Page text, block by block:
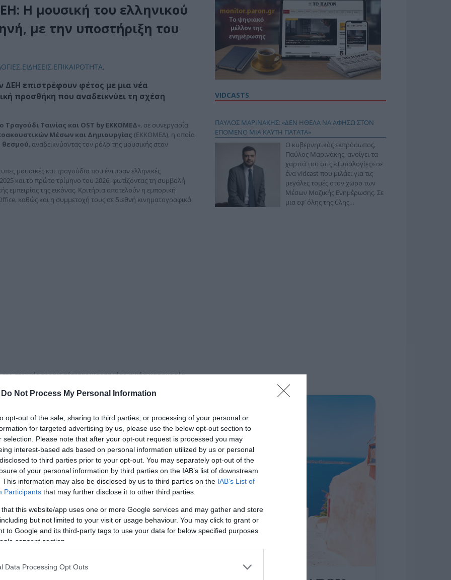
Do Not Process My Personal Information
opt-out of the sale, sharing to third parties, or processing of your personal or
for targeted advertising by us, please use the below opt-out section to
selection. Please note that after your opt-out request is processed you may
interest-based ads based on personal information utilized by us or personal
to third parties prior to your opt-out. You may separately opt-out of the
of your personal information by third parties on the IAB’s list of downstream
This information may also be disclosed by us to third parties on the IAB’s List of
Participants that may further disclose it to other third parties.
that this website/app uses one or more Google services and may gather and store
but not limited to your visit or usage behaviour. You may click to grant or
to Google and its third-party tags to use your data for below specified purposes
consent section.
Data Processing Opt Outs
Η μουσική του ελληνικού
με την υποστήριξη του
,ΕΙΔΗΣΕΙΣ,ΕΠΙΚΑΙΡΟΤΗΤΑ,
ΔΕΗ επιστρέφουν φέτος με μια νέα
προσθήκη που αναδεικνύει τη σχέση
Τραγούδι Ταινίας και OST by ΕΚΚΟΜΕΔ», σε συνεργασία
Μέσων και Δημιουργίας (ΕΚΚΟΜΕΔ), η οποία
θεσμού, αναδεικνύοντας τον ρόλο της μουσικής στον
μουσικές και τραγούδια που έντυσαν ελληνικές
και το πρώτο τρίμηνο του 2026, φωτίζοντας τη συμβολή
της εικόνας. Κριτήρια αποτελούν η εμπορική
καθώς και η συμμετοχή τους σε διεθνή κινηματογραφικά
στοιχείο της ταυτότητας μιας ταινίας,η νέα κατηγορία
εργαλείου στην οπτικοακουστική
μεταξύ μουσικής και κινηματογράφου.
τη σύνδεση της ελληνικής δημιουργικής βιομηχανίας με τη
Awards2026 από την ΔΕΗ, στις 17 Ιουνίου 2026 στο
θα αποτυπωθεί και στη σκηνή, μέσα από ειδική ενότητα
με τη συμμετοχή εκπροσώπων του φορέα.
OSTby EΚΚΟΜΕΔ»
Ταινίας καιOSTby EΚΚΟΜΕΔ»
VIDCASTS
ΠΑΥΛΟΣ ΜΑΡΙΝΑΚΗΣ: «ΔΕΝ ΗΘΕΛΑ ΝΑ ΑΦΗΣΩ ΣΤΟΝ
ΕΠΟΜΕΝΟ ΜΙΑ ΚΑΥΤΗ ΠΑΤΑΤΑ»
Ο κυβερνητικός εκπρόσωπος,
Παύλος Μαρινάκης, ανοίγει τα
χαρτιά του στις «Τυπολογίες» σε
ένα vidcast που μιλάει για τις
μεγάλες τομές στον χώρο των
Μέσων Μαζικής Ενημέρωσης. Σε
μια εφ’ όλης της ύλης